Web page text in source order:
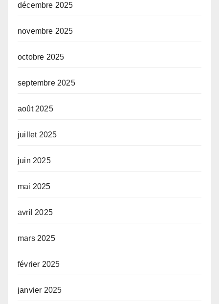
décembre 2025
novembre 2025
octobre 2025
septembre 2025
août 2025
juillet 2025
juin 2025
mai 2025
avril 2025
mars 2025
février 2025
janvier 2025